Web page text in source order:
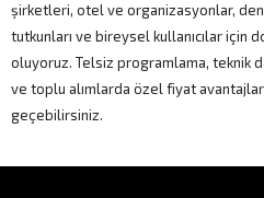
şirketleri, otel ve organizasyonlar,
tutkunları ve bireysel kullanıcılar için
oluyoruz. Telsiz programlama, teknik
ve toplu alımlarda özel fiyat
geçebilirsiniz.